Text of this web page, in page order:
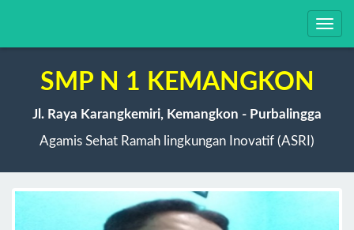
SMP N 1 KEMANGKON
Jl. Raya Karangkemiri, Kemangkon - Purbalingga
Agamis Sehat Ramah lingkungan Inovatif (ASRI)